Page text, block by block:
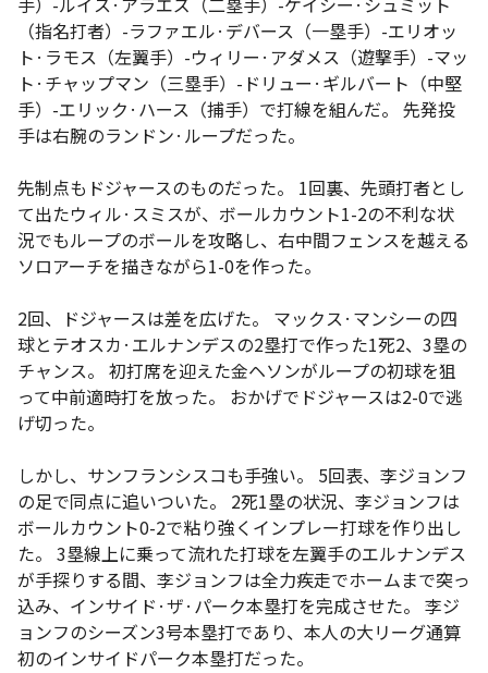
（指名打者）-ラファエル·デバース（一塁手）-エリオッ
ト·ラモス（左翼手）-ウィリー·アダメス（遊撃手）-マッ
ト·チャップマン（三塁手）-ドリュー·ギルバート（中堅
手）-エリック·ハース（捕手）で打線を組んだ。 先発投
手は右腕のランドン·ループだった。
先制点もドジャースのものだった。 1回裏、先頭打者とし
て出たウィル·スミスが、ボールカウント1-2の不利な状
況でもループのボールを攻略し、右中間フェンスを越える
ソロアーチを描きながら1-0を作った。
2回、ドジャースは差を広げた。 マックス·マンシーの四
球とテオスカ·エルナンデスの2塁打で作った1死2、3塁の
チャンス。 初打席を迎えた金ヘソンがループの初球を狙
って中前適時打を放った。 おかげでドジャースは2-0で逃
げ切った。
しかし、サンフランシスコも手強い。 5回表、李ジョンフ
の足で同点に追いついた。 2死1塁の状況、李ジョンフは
ボールカウント0-2で粘り強くインプレー打球を作り出し
た。 3塁線上に乗って流れた打球を左翼手のエルナンデス
が手探りする間、李ジョンフは全力疾走でホームまで突っ
込み、インサイド·ザ·パーク本塁打を完成させた。 李ジ
ョンフのシーズン3号本塁打であり、本人の大リーグ通算
初のインサイドパーク本塁打だった。